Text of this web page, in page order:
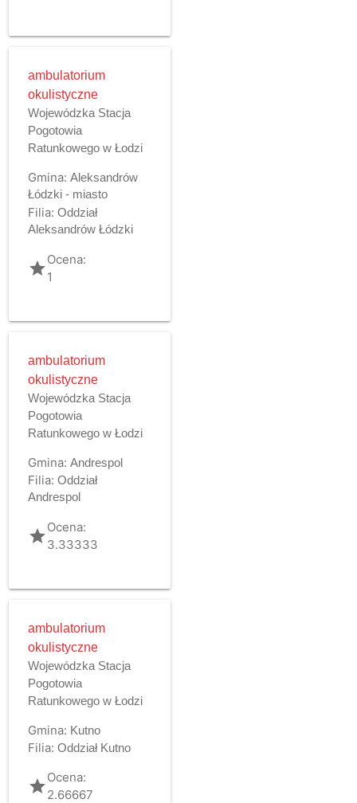
ambulatorium
okulistyczne
Wojewódzka Stacja
Pogotowia
Ratunkowego w Łodzi
Gmina: Aleksandrów
Łódzki - miasto
Filia: Oddział
Aleksandrów Łódzki
gradeOcena:
1
ambulatorium
okulistyczne
Wojewódzka Stacja
Pogotowia
Ratunkowego w Łodzi
Gmina: Andrespol
Filia: Oddział
Andrespol
gradeOcena:
3.33333
ambulatorium
okulistyczne
Wojewódzka Stacja
Pogotowia
Ratunkowego w Łodzi
Gmina: Kutno
Filia: Oddział Kutno
gradeOcena:
2.66667